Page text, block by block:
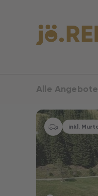
Alle Angebote
inkl.